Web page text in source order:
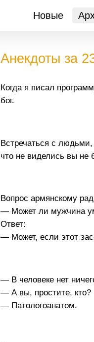
Новые
Анекдоты за
Когда я писал
бог.
Встречаться с людьми,
что не виделись вы не
Вопрос армянскому
— Может ли мужчина
Ответ:
— Может, если этот
— В человеке нет
— А вы, простите, кто?
— Патологоанатом.